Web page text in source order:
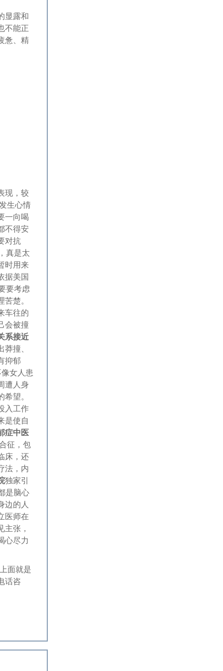
显露和
不能正
惫、精
现，较
生心情
一向喝
不得安
对抗
真是太
时用来
据美国
要考虑
楚。
车往的
会被撞
系接近
撞、
抑郁
女人患
遭人身
望。
入工作
是使自
症中医
征，包
床，还
法，内
独家引
是脑心
边的人
医师在
张，
心尽力
面就是
话咨